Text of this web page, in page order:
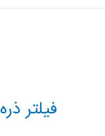
فیلتر ذره Particle Filter